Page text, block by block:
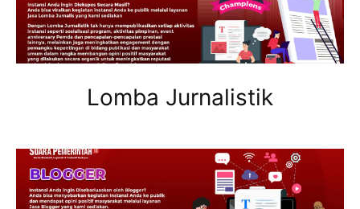
Lomba Jurnalistik